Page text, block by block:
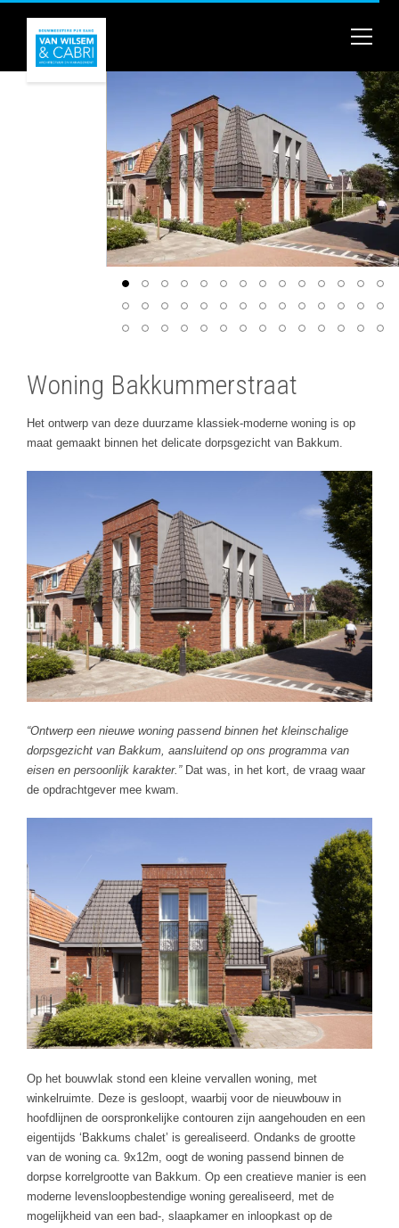
Woning Bakkummerstraat
Het ontwerp van deze duurzame klassiek-moderne woning is op
maat gemaakt binnen het delicate dorpsgezicht van Bakkum.
“Ontwerp een nieuwe woning passend binnen het kleinschalige
dorpsgezicht van Bakkum, aansluitend op ons programma van
eisen en persoonlijk karakter.” Dat was, in het kort, de vraag waar
de opdrachtgever mee kwam.
Op het bouwvlak stond een kleine vervallen woning, met
winkelruimte. Deze is gesloopt, waarbij voor de nieuwbouw in
hoofdlijnen de oorspronkelijke contouren zijn aangehouden en een
eigentijds ‘Bakkums chalet’ is gerealiseerd. Ondanks de grootte
van de woning ca. 9x12m, oogt de woning passend binnen de
dorpse korrelgrootte van Bakkum. Op een creatieve manier is een
moderne levensloopbestendige woning gerealiseerd, met de
mogelijkheid van een bad-, slaapkamer en inloopkast op de